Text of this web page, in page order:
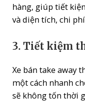
hàng, giúp tiết
và diện tích, chi
3. Tiết kiệm
Xe bán take away
một cách nhanh
sẽ không tốn thời